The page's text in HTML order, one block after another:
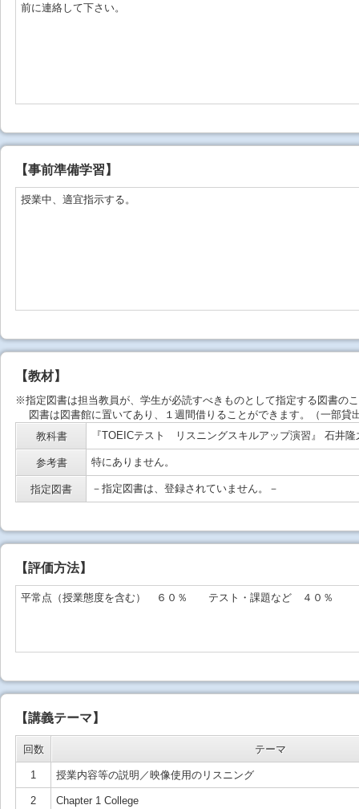
前に連絡して下さい。
【事前準備学習】
授業中、適宜指示する。
【教材】
※指定図書は担当教員が、学生が必読すべきものとして指定する図書の
図書は図書館に置いてあり、１週間借りることができます。（一部貸
教科書
『TOEICテスト リスニングスキルアップ演習』 石井
参考書 特にありません。
指定図書 －指定図書は、登録されていません。－
【評価方法】
平常点（授業態度を含む） ６０％ テスト・課題など ４０％
【講義テーマ】
回数 テーマ
1 授業内容等の説明／映像使用のリスニング
2 Chapter 1 College